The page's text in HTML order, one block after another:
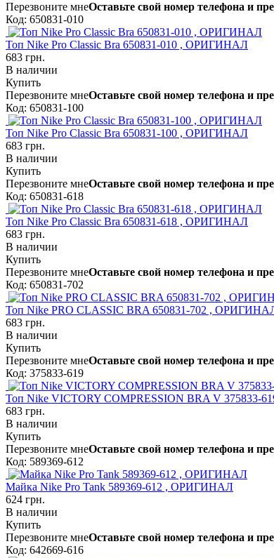
Перезвоните мнеОставьте свой номер телефона и
Код: 650831-010
Топ Nike Pro Classic Bra 650831-010 , ОРИГИНАЛ
683 грн.
В наличии
Купить
Перезвоните мнеОставьте свой номер телефона и
Код: 650831-100
Топ Nike Pro Classic Bra 650831-100 , ОРИГИНАЛ
683 грн.
В наличии
Купить
Перезвоните мнеОставьте свой номер телефона и
Код: 650831-618
Топ Nike Pro Classic Bra 650831-618 , ОРИГИНАЛ
683 грн.
В наличии
Купить
Перезвоните мнеОставьте свой номер телефона и
Код: 650831-702
Топ Nike PRO CLASSIC BRA 650831-702 ,
683 грн.
В наличии
Купить
Перезвоните мнеОставьте свой номер телефона и
Код: 375833-619
Топ Nike VICTORY COMPRESSION BRA V 375833-
683 грн.
В наличии
Купить
Перезвоните мнеОставьте свой номер телефона и
Код: 589369-612
Майка Nike Pro Tank 589369-612 , ОРИГИНАЛ
624 грн.
В наличии
Купить
Перезвоните мнеОставьте свой номер телефона и
Код: 642669-616